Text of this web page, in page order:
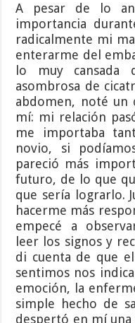
A pesar de lo
importancia
radicalmente mi
enterarme del
lo muy cansada
asombrosa de
abdomen, noté un
mí: mi relación
me importaba
novio, si
pareció más
futuro, de lo que
que sería lograrlo.
hacerme más
empecé a
leer los signos y
di cuenta de que
sentimos nos
emoción, la
simple hecho de
despertó en mí una